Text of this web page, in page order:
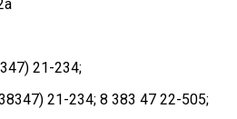
21-234;
21-234; 8 383 47 22-505;